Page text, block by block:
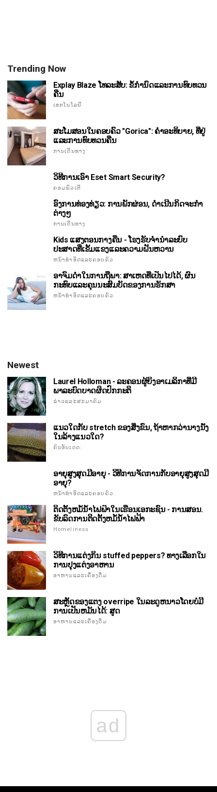
Trending Now
Explay Blaze ໂທລະສັບ: ຂໍ້ກໍານົດແລະການທົບທວນ
ຄືນ
ເທກໂນໂລຍີ
ສະໂມສອນໃນຄອບຄົວ "Gorica": ຄໍາອະທິບາຍ, ທີ່ຢູ່
ແລະການທົບທວນຄືນ
ການເດີນທາງ
ວິທີການເອົາ Eset Smart Security?
ຄອມພິວເຕີ
ອົງການທ່ອງທ່ຽວ: ການພັກຜ່ອນ, ດໍາເນີນກິດຈະກໍາ
ຕ່າງໆ
ການເດີນທາງ
Kids ແສງຕອນກາງຄືນ - ໂຮງຮັບຈໍານໍາລະບົບ
ປະສາດທີ່ເຂັ້ມແຂງແລະຄວາມຝັນຫວານ
ຫນ້າທໍາອິດແລະຄອບຄົວ
ອາຈົມດໍາໃນການຖືພາ: ສາເຫດທີ່ເປັນໄປໄດ້, ຜົນ
ກະທົບແລະຄຸນນະສົມບັດຂອງການຮັກສາ
ຫນ້າທໍາອິດແລະຄອບຄົວ
Newest
Laurel Holloman - ລະຄອນຜູ້ຍິງອາເມລິກາທີ່ມີ
ພາລະບົດບາດຜິດປົກກະຕິ
ຂ່າວແລະສະມາຄົມ
ແນວໃດກັບ stretch ຂອງສິ່ງຂົນ, ຖ້າຫາກວ່ານາງນັ່ງ
ໃນລ້າງແນວໃດ?
ຄົນອັບເດດ:
ອາຍຸສູງສຸດມີອາຍຸ - ວິທີການຈັດການກັບອາຍຸສູງສຸດມີ
ອາຍຸ?
ຫນ້າທໍາອິດແລະຄອບຄົວ
ຕິດຕັ້ງຫມໍ້ນ້ໍາໄຟຟ້າໃນເຮືອນເອກະຊົນ - ການສອນ.
ຂັບລົດການຕິດຕັ້ງຫມໍ້ນ້ໍາໄຟຟ້າ
Homeliness
ວິທີການແຕ່ງກິນ stuffed peppers? ທາງເລືອກໃນ
ການປຸງແຕ່ງອາຫານ
ອາຫານແລະເຄື່ອງດື່ມ
ສະຫຼັດຂອງແຕງ overripe ໃນລະດູຫນາວໂດຍບໍ່ມີ
ການເປັນຫມັນໄດ້: ສູດ
ອາຫານແລະເຄື່ອງດື່ມ
ad